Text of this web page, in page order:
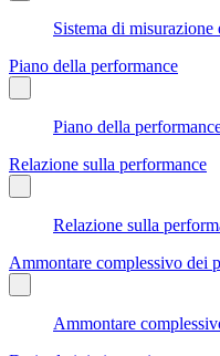
Sistema di
Piano della performance
Piano della
Relazione sulla performance
Relazione sulla
Ammontare complessivo dei
Ammontare